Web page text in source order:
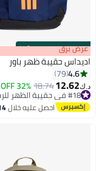
00m:00s
·
100% Left
10
عرض برق
اديداس حقيبة ظهر باور
4.6
79
د.ك‏12.62
18.74
32% OFF
#18 في حقيبة الظهر للرحلات
#18 في حقيبة الظهر للرحلات احصل عليه خلال